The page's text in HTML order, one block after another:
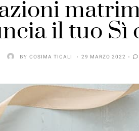
il tuo Sì
BYCOSIMA TICALI 29 MARZO 2022